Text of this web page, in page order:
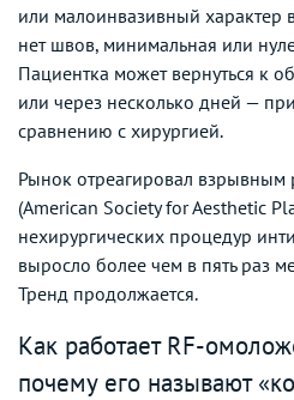
или малоинвазивный характер
нет швов, минимальная или
Пациентка может вернуться к
или через несколько дней —
сравнению с хирургией.
Рынок отреагировал взрывным
(American Society for Aesthetic
нехирургических процедур
выросло более чем в пять раз
Тренд продолжается.
Как работает RF-
почему его называют